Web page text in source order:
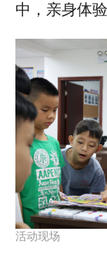
中，亲身体
活动现场